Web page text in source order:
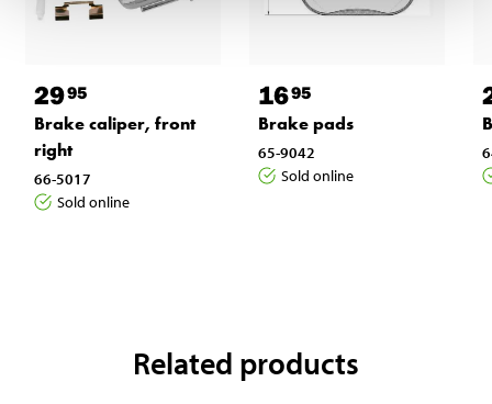
2995
Brake caliper, front
right
66-5017
Sold online
1695
Brake pads
65-9042
Sold online
Related products